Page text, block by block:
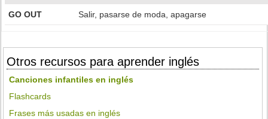
GO OUT Salir, pasarse de moda, apagarse
Otros recursos para aprender inglés
Canciones infantiles en inglés
Flashcards
Frases más usadas en inglés